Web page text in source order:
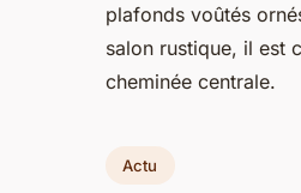
plafonds voûtés
salon rustique, il est
cheminée centrale.
Actu